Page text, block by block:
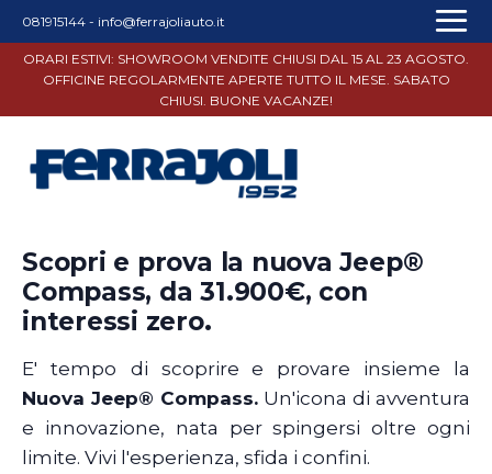
081915144 - info@ferrajoliauto.it
ORARI ESTIVI: SHOWROOM VENDITE CHIUSI DAL 15 AL 23 AGOSTO.
OFFICINE REGOLARMENTE APERTE TUTTO IL MESE. SABATO
CHIUSI. BUONE VACANZE!
Scopri e prova la nuova Jeep®
Compass, da 31.900€, con
interessi zero.
E' tempo
di scoprire e provare insieme la
Nuova Jeep® Compass. Un'icona di avventura
e innovazione, nata per spingersi oltre ogni
limite. Vivi l'esperienza, sfida i confini.